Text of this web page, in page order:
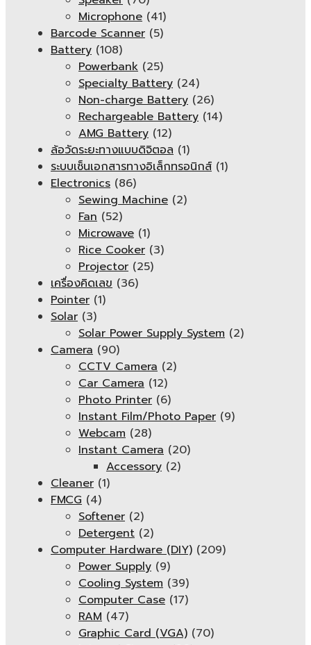
Microphone (41)
Barcode Scanner (5)
Battery (108)
Powerbank (25)
Specialty Battery (24)
Non-charge Battery (26)
Rechargeable Battery (14)
AMG Battery (12)
ล้อวัดระยะทางแบบดิจิตอล (1)
ระบบเซ็นเอกสารทางอิเล็กทรอนิกส์ (1)
Electronics (86)
Sewing Machine (2)
Fan (52)
Microwave (1)
Rice Cooker (3)
Projector (25)
เครื่องคิดเลข (36)
Pointer (1)
Solar (3)
Solar Power Supply System (2)
Camera (90)
CCTV Camera (2)
Car Camera (12)
Photo Printer (6)
Instant Film/Photo Paper (9)
Webcam (28)
Instant Camera (20)
Accessory (2)
Cleaner (1)
FMCG (4)
Softener (2)
Detergent (2)
Computer Hardware (DIY) (209)
Power Supply (9)
Cooling System (39)
Computer Case (17)
RAM (47)
Graphic Card (VGA) (70)